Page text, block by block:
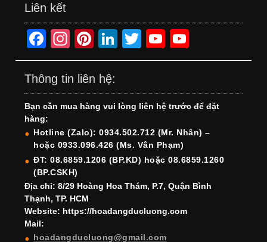
Liên kết
F
a
c
e
b
o
o
k
In
st
a
gr
a
m
Pi
nt
er
e
st
Li
n
e
dI
n
T
wi
er
Y
o
T
u
b
e
o
T
u
b
e
h
Thông tin liên hệ:
Bạn cần mua hàng vui lòng liên hệ trước để đặt
hàng:
Hotline (Zalo): 0934.502.712 (Mr. Nhân) –
hoặc 0933.096.426 (Ms. Vân Phạm)
ĐT: 08.6859.1206 (BP.KD) hoặc 08.6859.1260
(BP.CSKH)
Địa chỉ: 8/29 Hoàng Hoa Thám, P.7, Quận Bình
Thạnh, TP. HCM
Website: https://hoadangducluong.com
Mail:
hoadangducluong@gmail.com